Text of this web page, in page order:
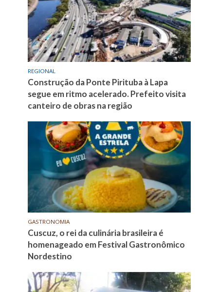
REGIONAL
Construção da Ponte Pirituba à Lapa
segue em ritmo acelerado. Prefeito visita
canteiro de obras na região
GASTRONOMIA
Cuscuz, o rei da culinária brasileira é
homenageado em Festival Gastronômico
Nordestino